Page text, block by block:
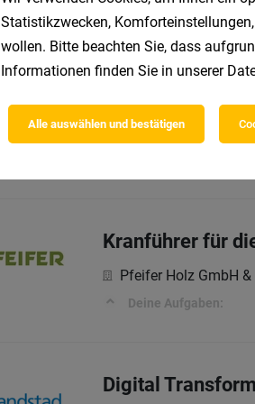
Die
Montanwerke
Kranführer für
Pfeifer Holz GmbH
Deine Aufgaben:
Digital
Statistikzwecken,
wollen. Bitte beachten Sie, dass
Informationen finden Sie in unserer
Alle auswählen und bestätigen